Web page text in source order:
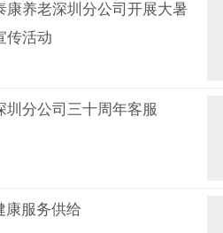
康养老深圳分公司开展大暑
传活动
圳分公司三十周年客服
康服务供给